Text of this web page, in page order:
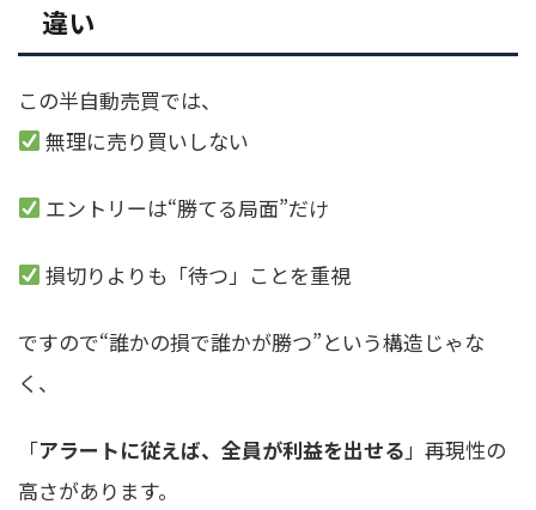
違い
この半自動売買では、
無理に売り買いしない
エントリーは“勝てる局面”だけ
損切りよりも「待つ」ことを重視
ですので“誰かの損で誰かが勝つ”という構造じゃな
く、
「アラートに従えば、全員が利益を出せる 」再現性の
高さがあります。